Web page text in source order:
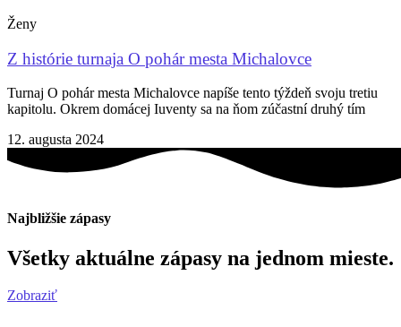
Ženy
Z histórie turnaja O pohár mesta Michalovce
Turnaj O pohár mesta Michalovce napíše tento týždeň svoju tretiu
kapitolu. Okrem domácej Iuventy sa na ňom zúčastní druhý tím
12. augusta 2024
Najbližšie zápasy
Všetky aktuálne zápasy na jednom mieste.
Zobraziť